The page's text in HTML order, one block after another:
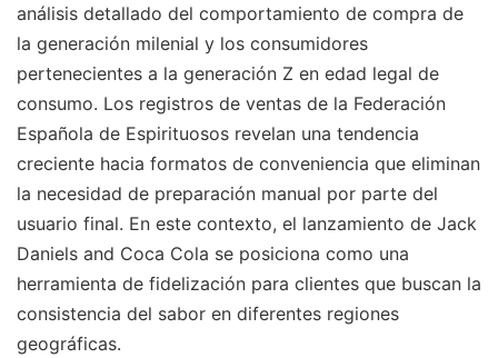
análisis detallado del comportamiento de compra de
la generación milenial y los consumidores
pertenecientes a la generación Z en edad legal de
consumo. Los registros de ventas de la Federación
Española de Espirituosos revelan una tendencia
creciente hacia formatos de conveniencia que eliminan
la necesidad de preparación manual por parte del
usuario final. En este contexto, el lanzamiento de Jack
Daniels and Coca Cola se posiciona como una
herramienta de fidelización para clientes que buscan la
consistencia del sabor en diferentes regiones
geográficas.